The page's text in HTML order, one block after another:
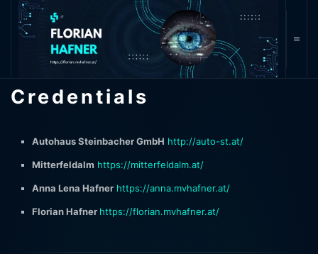
Credentials
Autohaus Steinbacher GmbH http://auto-st.at/
Mitterfeldalm https://mitterfeldalm.at/
Anna Lena Hafner https://anna.mvhafner.at/
Florian Hafner https://florian.mvhafner.at/